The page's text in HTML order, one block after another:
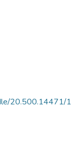
20.500.14471/1